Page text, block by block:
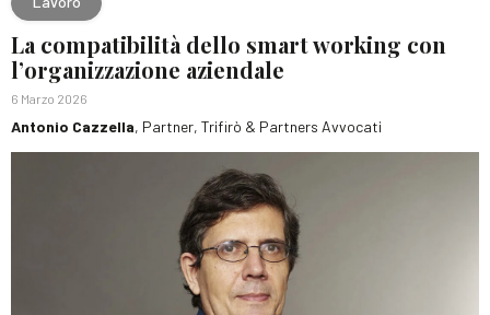
La compatibilità dello smart working con
l’organizzazione aziendale
6 Marzo 2026
Antonio Cazzella, Partner, Trifirò & Partners Avvocati